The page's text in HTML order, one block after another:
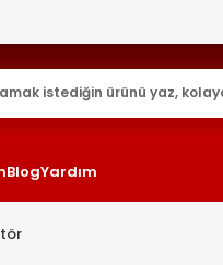
BlogYardım